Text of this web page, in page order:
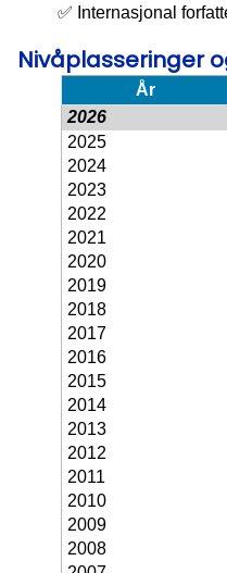
✅ Internasjonal
Nivåplasseringer
År
2026
2025
2024
2023
2022
2021
2020
2019
2018
2017
2016
2015
2014
2013
2012
2011
2010
2009
2008